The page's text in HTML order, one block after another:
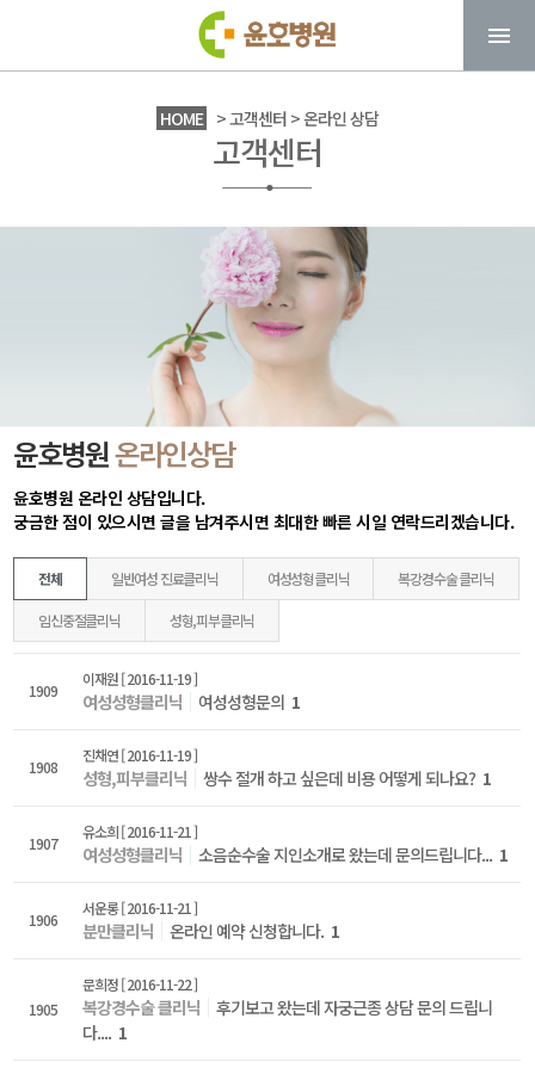
HOME > 고객센터 > 온라인 상담
고객센터
윤호병원온라인상담
윤호병원 온라인 상담입니다.
궁금한 점이 있으시면 글을 남겨주시면 최대한 빠른 시일 연락드리겠습니다.
전체 일반여성 진료클리닉 여성성형클리닉 복강경수술 클리닉
임신중절클리닉 성형,피부클리닉
1909
이재원[ 2016-11-19 ]
여성성형클리닉 여성성형문의 1
1908
진채연[ 2016-11-19 ]
성형,피부클리닉 쌍수 절개 하고 싶은데 비용 어떻게 되나요? 1
1907
유소희[ 2016-11-21 ]
여성성형클리닉 소음순수술 지인소개로 왔는데 문의드립니다... 1
1906
서운롱[ 2016-11-21 ]
분만클리닉 온라인 예약 신청합니다. 1
1905
문희정[ 2016-11-22 ]
복강경수술 클리닉
후기보고 왔는데 자궁근종 상담 문의 드립니
다.... 1